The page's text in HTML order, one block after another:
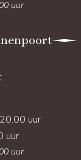
uur
uur
uur
uur